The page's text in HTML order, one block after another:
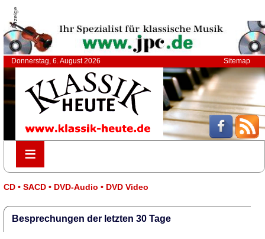
Anzeige
Donnerstag, 6. August 2026 Sitemap
≡
≡
CD • SACD • DVD-Audio • DVD Video
Besprechungen der letzten 30 Tage